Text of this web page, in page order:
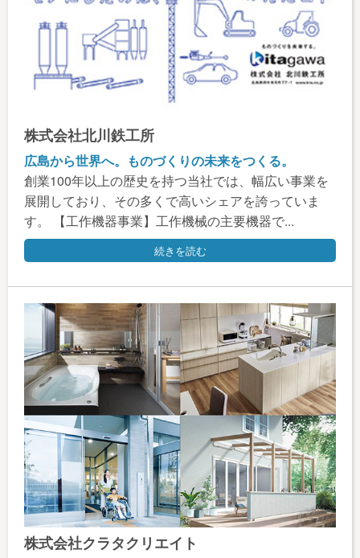
株式会社北川鉄工所
広島から世界へ。ものづくりの未来をつくる。
創業100年以上の歴史を持つ当社では、幅広い事業を
展開しており、その多くで高いシェアを誇っていま
す。 【工作機器事業】工作機械の主要機器で...
続きを読む
株式会社クラタクリエイト